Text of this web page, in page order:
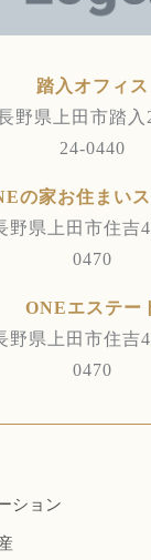
踏入オフィス
野県上田市踏入
24-0440
の家お住まい
県上田市住吉
0470
ONEエステー
県上田市住吉
0470
ション